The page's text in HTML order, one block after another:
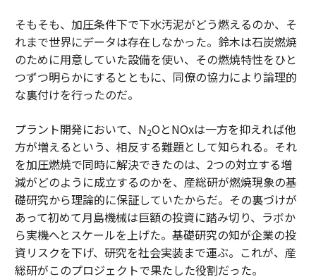
そもそも、加圧条件下で下水汚泥がどう燃えるのか、そ
れまで世界にデータは存在しなかった。鈴木は石炭燃焼
のために用意していた設備を使い、その燃焼特性をひと
つずつ明らかにするとともに、同僚の協力により論理的
な裏付けを行ったのだ。
プラント開発において、N2OとNOxは一方を抑えれば他
方が増えるという、相反する難題として知られる。それ
を加圧燃焼で同時に解決できたのは、2つの対立する増
減がどのように成立するのかを、産総研が燃焼現象の基
礎研究から理論的に保証していたからだ。その裏づけが
あって初めて月島機械は巨額の投資に踏み切り、ラボか
ら実機へとスケールを上げた。基礎研究の知が企業の投
資リスクを下げ、研究を社会実装まで運ぶ。これが、産
総研がこのプロジェクトで果たした役割だった。